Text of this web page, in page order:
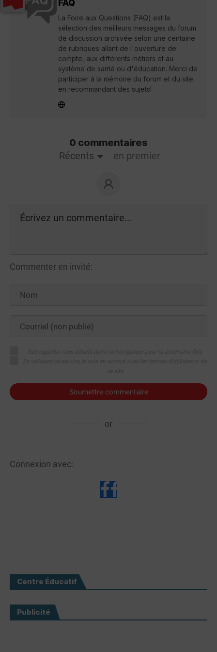
FAQ
La Foire aux Questions (FAQ) est la
sélection des meilleurs messages du forum
de discussion archivée selon une centaine
de rubriques allant de l'ouverture de
compte, aux différents métiers et au
système de santé ou d'éducation. Merci de
participer à la mémoire du forum et du site
en recommandant des sujets!
0 commentaires
Récents
en premier
Commenter en invité:
Soumettre commentaire
or
Connexion avec:
Centre Éducatif
Publicité